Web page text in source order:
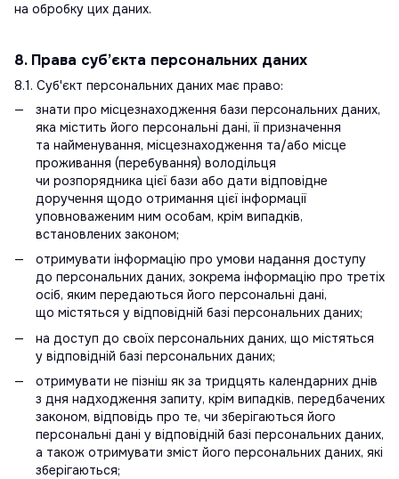
на обробку цих даних.
8. Права суб’єкта персональних даних
8.1. Суб'єкт персональних даних має право:
знати про місцезнаходження бази персональних даних,
яка містить його персональні дані, її призначення
та найменування, місцезнаходження та/або місце
проживання (перебування) володільця
чи розпорядника цієї бази або дати відповідне
доручення щодо отримання цієї інформації
уповноваженим ним особам, крім випадків,
встановлених законом;
отримувати інформацію про умови надання доступу
до персональних даних, зокрема інформацію про третіх
осіб, яким передаються його персональні дані,
що містяться у відповідній базі персональних даних;
на доступ до своїх персональних даних, що містяться
у відповідній базі персональних даних;
отримувати не пізніш як за тридцять календарних днів
з дня надходження запиту, крім випадків, передбачених
законом, відповідь про те, чи зберігаються його
персональні дані у відповідній базі персональних даних,
а також отримувати зміст його персональних даних, які
зберігаються;